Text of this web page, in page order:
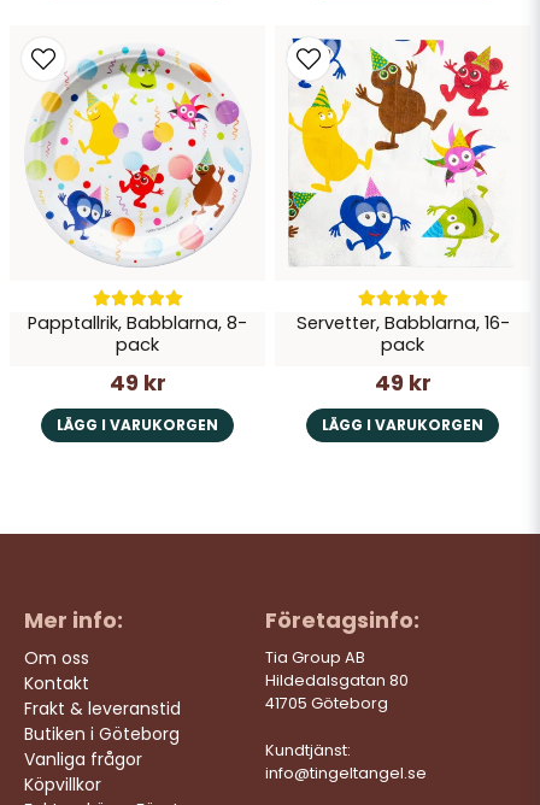
Papptallrik, Babblarna, 8-
pack
49 kr
LÄGG I VARUKORGEN
Servetter, Babblarna, 16-
pack
49 kr
LÄGG I VARUKORGEN
Mer info:
Om oss
Kontakt
Frakt & leveranstid
Butiken i Göteborg
Vanliga frågor
Köpvillkor
Företagsinfo:
Tia Group AB
Hildedalsgatan 80
41705 Göteborg
Kundtjänst:
info@tingeltangel.se